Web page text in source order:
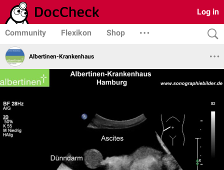
Log in
Community Flexikon Shop
Albertinen-Krankenhaus